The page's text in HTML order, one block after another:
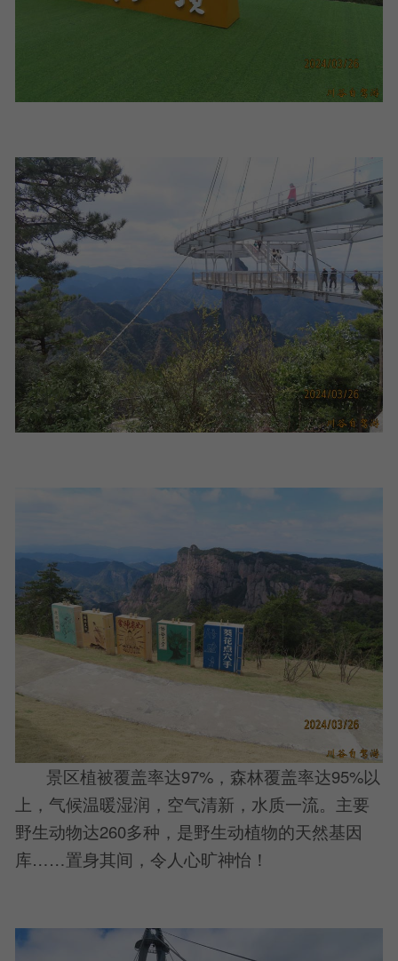
景区植被覆盖率达97%，森林覆盖率达95%以
上，气候温暖湿润，空气清新，水质一流。主要
野生动物达260多种，是野生动植物的天然基因
库……置身其间，令人心旷神怡！